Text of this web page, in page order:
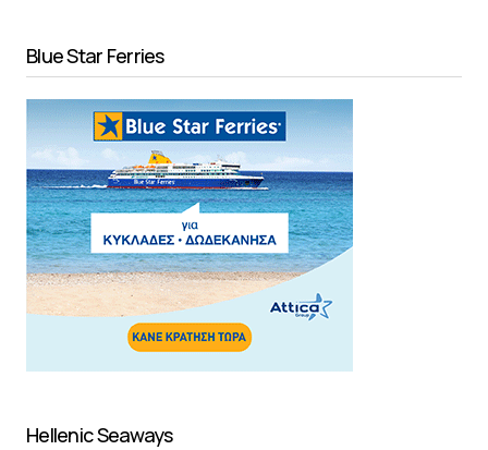
Blue Star Ferries
Hellenic Seaways